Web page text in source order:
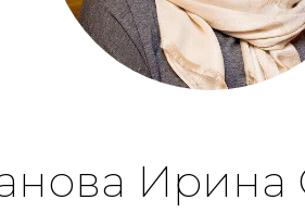
Ирина